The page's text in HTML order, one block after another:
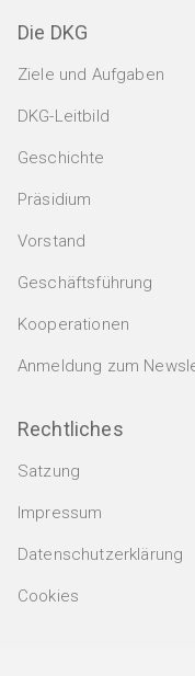
Ausschuss /
Messe
Design / Kunst
Webmeetings /
DER KERAMISCHE
Studierende /
JURISTISCHE
Firmen
Hochschulen &
Verbände
AUS- UND
Aus- und
Marktplatz
Marktplatz
Die DKG
Ziele und Aufgaben
DKG-Leitbild
Geschichte
Präsidium
Vorstand
Geschäftsführung
Kooperationen
Anmeldung zum
Rechtliches
Satzung
Impressum
Datenschutzerklärung
Cookies